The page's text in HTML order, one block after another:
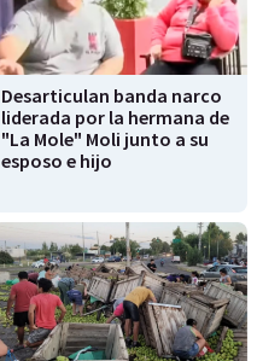
Desarticulan banda narco
liderada por la hermana de
"La Mole" Moli junto a su
esposo e hijo